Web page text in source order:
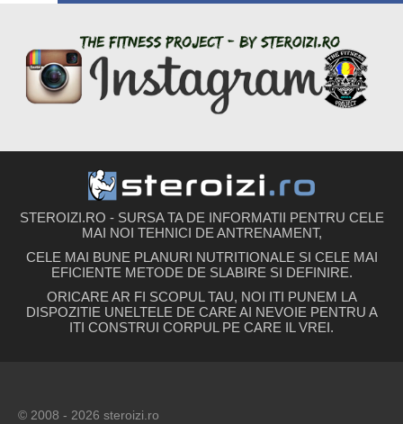
STEROIZI.RO - SURSA TA DE INFORMATII PENTRU CELE
MAI NOI TEHNICI DE ANTRENAMENT,
CELE MAI BUNE PLANURI NUTRITIONALE SI CELE MAI
EFICIENTE METODE DE SLABIRE SI DEFINIRE.
ORICARE AR FI SCOPUL TAU, NOI ITI PUNEM LA
DISPOZITIE UNELTELE DE CARE AI NEVOIE PENTRU A
ITI CONSTRUI CORPUL PE CARE IL VREI.
© 2008 - 2026 steroizi.ro